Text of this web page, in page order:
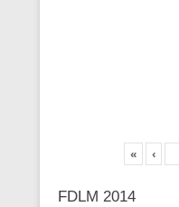
« ‹
FDLM 2014